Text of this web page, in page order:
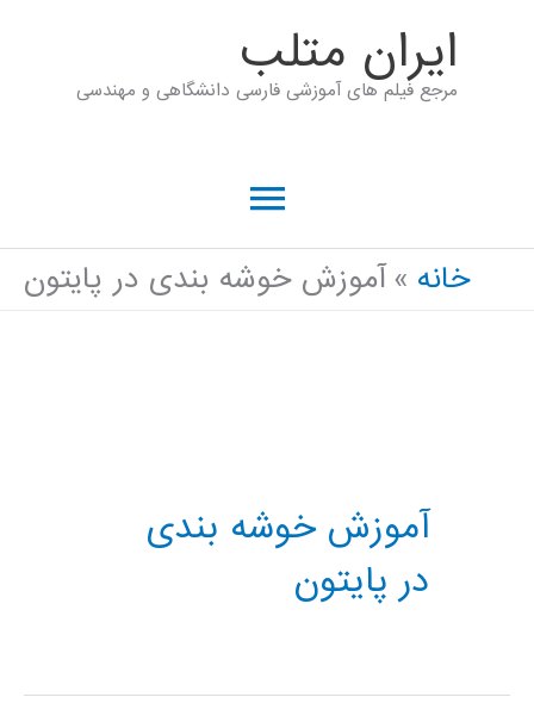
ايران متلب
مرجع فیلم های آموزشی فارسی دانشگاهی و مهندسی
فهرست
اصلی
خانه آموزش خوشه بندی در پایتون
آموزش خوشه بندی
در پایتون